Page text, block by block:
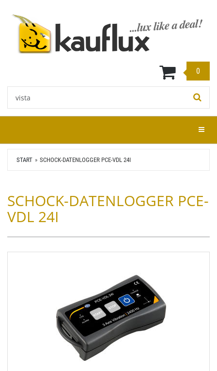
Hauptinhalt
springen
0
Menü
START SCHOCK-DATENLOGGER PCE-VDL 24I
SCHOCK-DATENLOGGER PCE-
VDL 24I